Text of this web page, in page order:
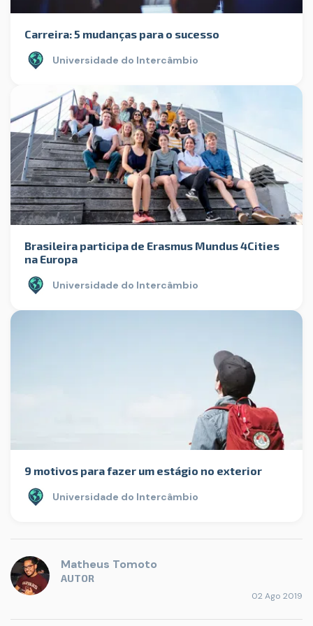
Carreira: 5 mudanças para o sucesso
Universidade do Intercâmbio
Brasileira participa de Erasmus Mundus 4Cities
na Europa
Universidade do Intercâmbio
9 motivos para fazer um estágio no exterior
Universidade do Intercâmbio
Matheus Tomoto
AUTOR
02 Ago 2019